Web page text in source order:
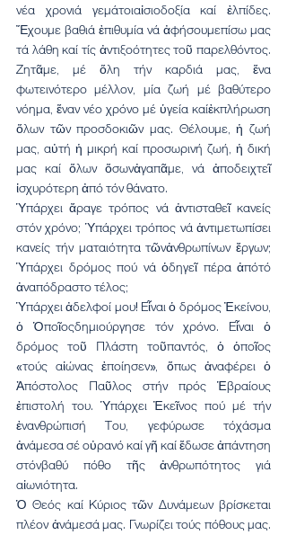
νέα χρονιά γεμάτοιαἰσιοδοξία καί ἐλπίδες.
Ἔχουμε βαθιά ἐπιθυμία νά ἀφήσουμεπίσω μας
τά λάθη καί τίς ἀντιξοότητες τοῦ παρελθόντος.
Ζητᾶμε, μέ ὅλη τήν καρδιά μας, ἕνα
φωτεινότερο μέλλον, μία ζωή μέ βαθύτερο
νόημα, ἕναν νέο χρόνο μέ ὑγεία καίἐκπλήρωση
ὅλων τῶν προσδοκιῶν μας. Θέλουμε, ἡ ζωή
μας, αὐτή ἡ μικρή καί προσωρινή ζωή, ἡ δική
μας καί ὅλων ὅσωνἀγαπᾶμε, νά ἀποδειχτεῖ
ἰσχυρότερη ἀπό τόν θάνατο.
Ὑπάρχει ἄραγε τρόπος νά ἀντισταθεῖ κανείς
στόν χρόνο; Ὑπάρχει τρόπος νά ἀντιμετωπίσει
κανείς τήν ματαιότητα τῶνἀνθρωπίνων ἔργων;
Ὑπάρχει δρόμος πού νά ὁδηγεῖ πέρα ἀπότό
ἀναπόδραστο τέλος;
Ὑπάρχει ἀδελφοί μου! Εἶναι ὁ δρόμος Ἐκείνου,
ὁ Ὁποῖοςδημιούργησε τόν χρόνο. Εἶναι ὁ
δρόμος τοῦ Πλάστη τοῦπαντός, ὁ ὁποῖος
«τούς αἰώνας ἐποίησεν», ὅπως ἀναφέρει ὁ
Ἀπόστολος Παῦλος στήν πρός Ἑβραίους
ἐπιστολή του. Ὑπάρχει Ἐκεῖνος πού μέ τήν
ἐνανθρώπισή Του, γεφύρωσε τόχάσμα
ἀνάμεσα σέ οὐρανό καί γῆ καί ἔδωσε ἀπάντηση
στόνβαθύ πόθο τῆς ἀνθρωπότητος γιά
αἰωνιότητα.
Ὁ Θεός καί Κύριος τῶν Δυνάμεων βρίσκεται
πλέον ἀνάμεσά μας. Γνωρίζει τούς πόθους μας.